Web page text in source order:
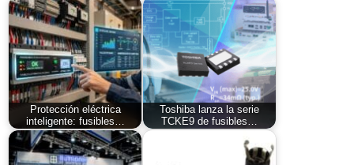
Protección eléctrica
inteligente: fusibles…
Toshiba lanza la serie
TCKE9 de fusibles…